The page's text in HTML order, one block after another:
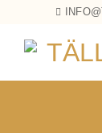
content